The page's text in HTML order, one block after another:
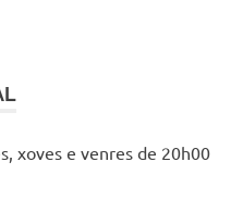
xoves e venres de 20h00